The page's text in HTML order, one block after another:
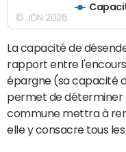
© JDN 2026
La capacité de
rapport entre
épargne (sa capacité
permet de déterminer
commune mettra à
elle y consacre tous